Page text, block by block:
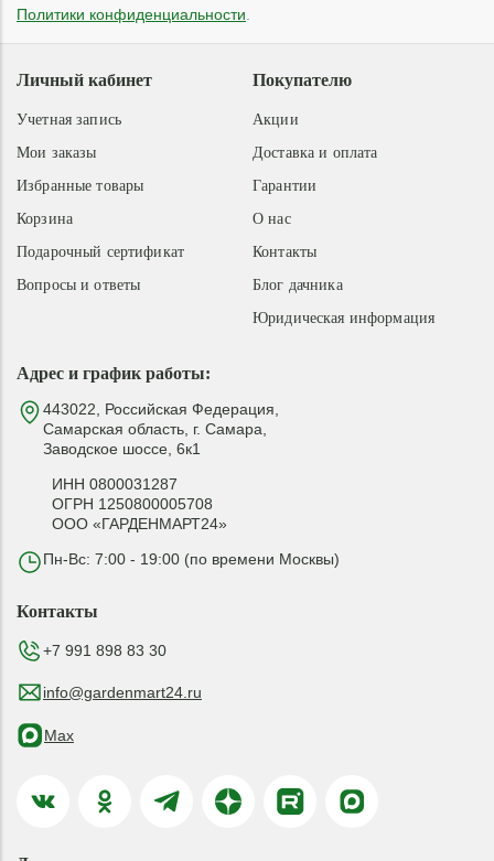
Политики конфиденциальности
Адрес и график работы:
443022, Российская Федерация,
Самарская область, г. Самара,
Заводское шоссе, 6к1
ИНН 0800031287
ОГРН 1250800005708
ООО «ГАРДЕНМАРТ24»
Пн-Вс: 7:00 - 19:00 (по времени Москвы)
Покупателю
Акции
Доставка и оплата
Гарантии
О нас
Контакты
Блог дачника
Юридическая информация
Личный кабинет
Учетная запись
Мои заказы
Избранные товары
Корзина
Подарочный сертификат
Вопросы и ответы
Контакты
+7 991 898 83 30
info@gardenmart24.ru
Max